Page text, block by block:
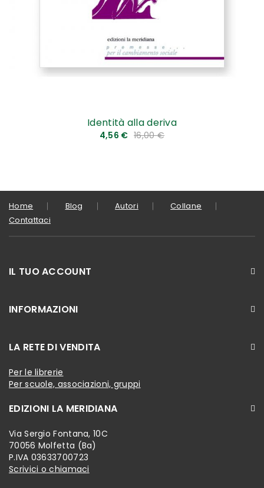
Identità alla deriva
4,56 € 16,00 €
Home Blog Autori
Collane
Contattaci
IL TUO ACCOUNT
INFORMAZIONI
LA RETE DI VENDITA
Per le librerie
Per scuole, associazioni, gruppi
EDIZIONI LA MERIDIANA
Via Sergio Fontana, 10C
70056 Molfetta (Ba)
P.IVA 03633700723
Scrivici o chiamaci